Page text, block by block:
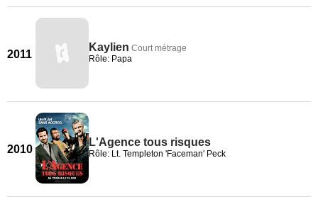
2011
Kaylien Court métrage
Rôle: Papa
2010
L'Agence tous risques
Rôle: Lt. Templeton 'Faceman' Peck